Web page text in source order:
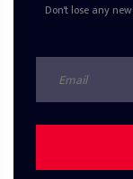
Don't lose any